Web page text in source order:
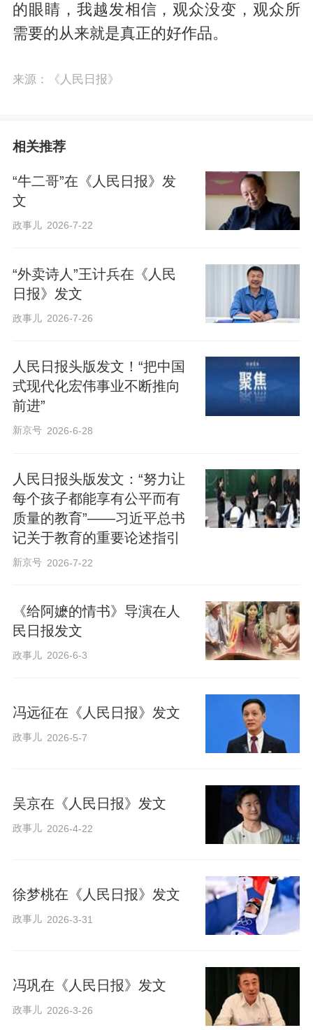
的眼睛，我越发相信，观众没变，观众所
需要的从来就是真正的好作品。
来源：《人民日报》
相关推荐
“牛二哥”在《人民日报》发
文
政事儿 2026-7-22
“外卖诗人”王计兵在《人民
日报》发文
政事儿 2026-7-26
人民日报头版发文！“把中国
式现代化宏伟事业不断推向
前进”
新京号 2026-6-28
人民日报头版发文：“努力让
每个孩子都能享有公平而有
质量的教育”——习近平总书
记关于教育的重要论述指引
新京号 2026-7-22
《给阿嬷的情书》导演在人
民日报发文
政事儿 2026-6-3
冯远征在《人民日报》发文
政事儿 2026-5-7
吴京在《人民日报》发文
政事儿 2026-4-22
徐梦桃在《人民日报》发文
政事儿 2026-3-31
冯巩在《人民日报》发文
政事儿 2026-3-26